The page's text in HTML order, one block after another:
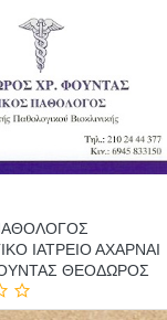
ΙΑΤΡΕΙΟ ΑΧΑΡΝΑΙ
ΘΕΟΔΩΡΟΣ